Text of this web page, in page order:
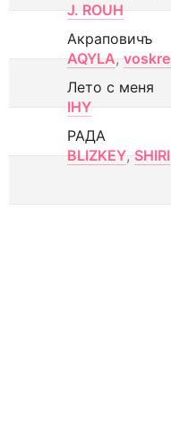
J. ROUH
Акраповичъ
AQYLA,
Лето с меня
IHY
РАДА
BLIZKEY, SHIRI